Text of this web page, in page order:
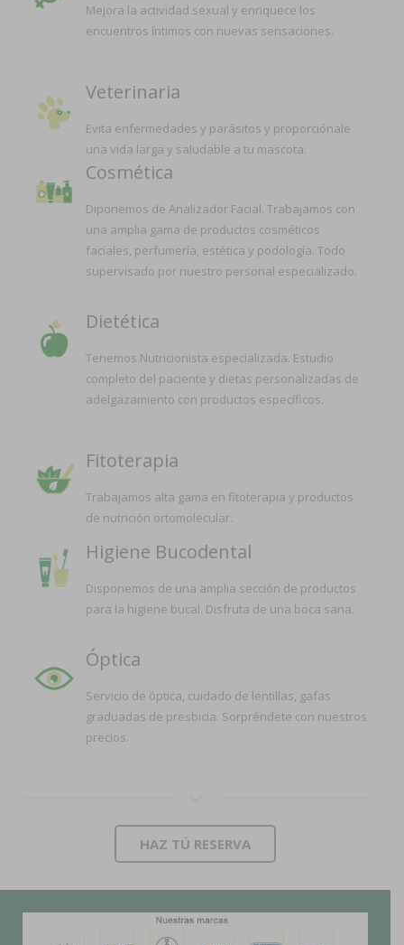
Mejora la actividad sexual y enriquece los
encuentros íntimos con nuevas sensaciones.
Veterinaria
Evita enfermedades y parásitos y proporciónale
una vida larga y saludable a tu mascota.
Cosmética
Diponemos de Analizador Facial. Trabajamos con
una amplia gama de productos cosméticos
faciales, perfumería, estética y podología. Todo
supervisado por nuestro personal especializado.
Dietética
Tenemos Nutricionista especializada. Estudio
completo del paciente y dietas personalizadas de
adelgazamiento con productos específicos.
Fitoterapia
Trabajamos alta gama en fitoterapia y productos
de nutrición ortomolecular.
Higiene Bucodental
Disponemos de una amplia sección de productos
para la higiene bucal. Disfruta de una boca sana.
Óptica
Servicio de óptica, cuidado de lentillas, gafas
graduadas de presbicia. Sorpréndete con nuestros
precios.
HAZ TÚ RESERVA